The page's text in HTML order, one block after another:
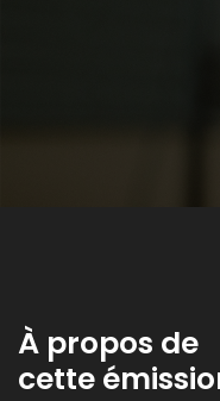
À propos de
cette